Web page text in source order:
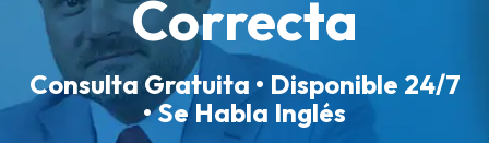
Correcta
Consulta Gratuita • Disponible 24/7
• Se Habla Inglés